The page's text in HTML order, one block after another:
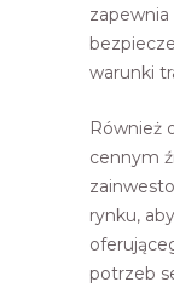
zapewnia
warunki
Również
cennym
rynku,
potrzeb